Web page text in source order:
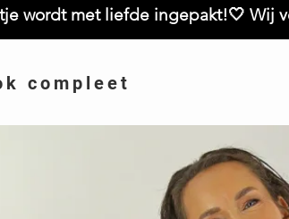
wordt met liefde ingepakt!🤍 Wij
compleet